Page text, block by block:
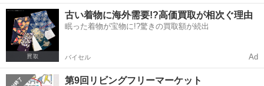
自身これまで色んな交流会を企画したり、参加したりしてきました。
そこで感じることは、１つ。つながりの大切さ。 つながることで、簡
単に課題が解決できたり...
熊本 上益城郡 地域/お祭り
古い着物に海外需要!?高価買取が相次ぐ理由
眠った着物が宝物に!?驚きの買取額が続出
バイセル Ad
第9回リビングフリーマーケット